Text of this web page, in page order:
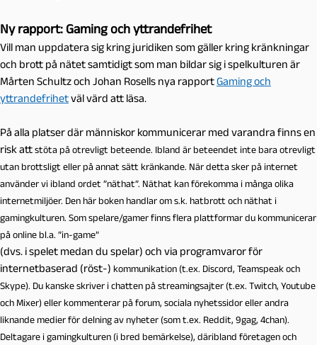
Ny rapport: Gaming och yttrandefrihet
Vill man uppdatera sig kring juridiken som gäller kring kränkningar
och brott på nätet samtidigt som man bildar sig i spelkulturen är
Mårten Schultz och Johan Rosells nya rapportGaming och
yttrandefrihetväl värd att läsa.
På alla platser där människor kommunicerar med varandra finns en
risk attstöta på otrevligt beteende. Ibland är beteendet inte bara otrevligt
utan brottsligt eller på annat sätt kränkande. När detta sker på internet
använder vi ibland ordet ”näthat”. Näthat kan förekomma i många olika
internetmiljöer. Den här boken handlar om s.k. hatbrott och näthat i
gamingkulturen. Som spelare/gamer finns flera plattformar du kommunicerar
på online bl.a. ”in-game”
(dvs. i spelet medan du spelar) och via programvaror för
internetbaserad (röst-) kommunikation (t.ex. Discord, Teamspeak och
Skype). Du kanske skriver ichatten på streamingsajter (t.ex. Twitch, Youtube
och Mixer) eller kommenterar på forum, sociala nyhetssidor eller andra
liknande medier för delning av nyheter (som t.ex. Reddit, 9gag, 4chan).
Deltagare i gamingkulturen (i bred bemärkelse), däribland företagen och